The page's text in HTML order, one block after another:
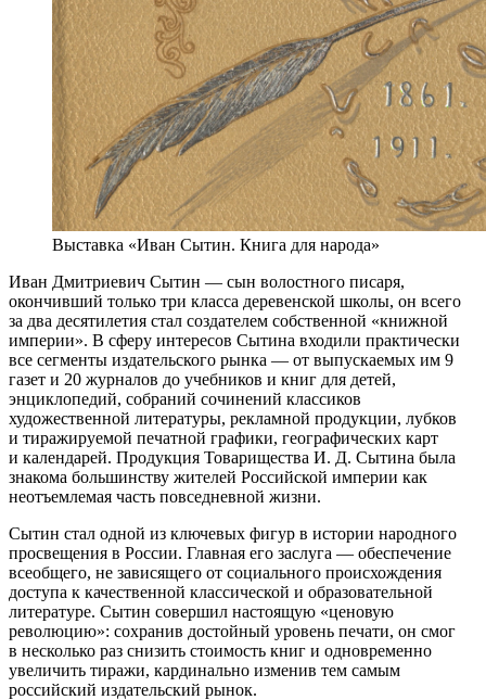
Выставка «Иван Сытин. Книга для народа»
Иван Дмитриевич Сытин — сын волостного писаря,
окончивший только три класса деревенской школы, он всего
за два десятилетия стал создателем собственной «книжной
империи». В сферу интересов Сытина входили практически
все сегменты издательского рынка — от выпускаемых им 9
газет и 20 журналов до учебников и книг для детей,
энциклопедий, собраний сочинений классиков
художественной литературы, рекламной продукции, лубков
и тиражируемой печатной графики, географических карт
и календарей. Продукция Товарищества И. Д. Сытина была
знакома большинству жителей Российской империи как
неотъемлемая часть повседневной жизни.
Сытин стал одной из ключевых фигур в истории народного
просвещения в России. Главная его заслуга — обеспечение
всеобщего, не зависящего от социального происхождения
доступа к качественной классической и образовательной
литературе. Сытин совершил настоящую «ценовую
революцию»: сохранив достойный уровень печати, он смог
в несколько раз снизить стоимость книг и одновременно
увеличить тиражи, кардинально изменив тем самым
российский издательский рынок.